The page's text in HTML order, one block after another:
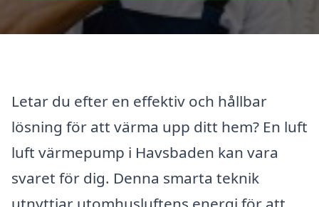
Letar du efter en effektiv och hållbar
lösning för att värma upp ditt hem? En luft
luft värmepump i Havsbaden kan vara
svaret för dig. Denna smarta teknik